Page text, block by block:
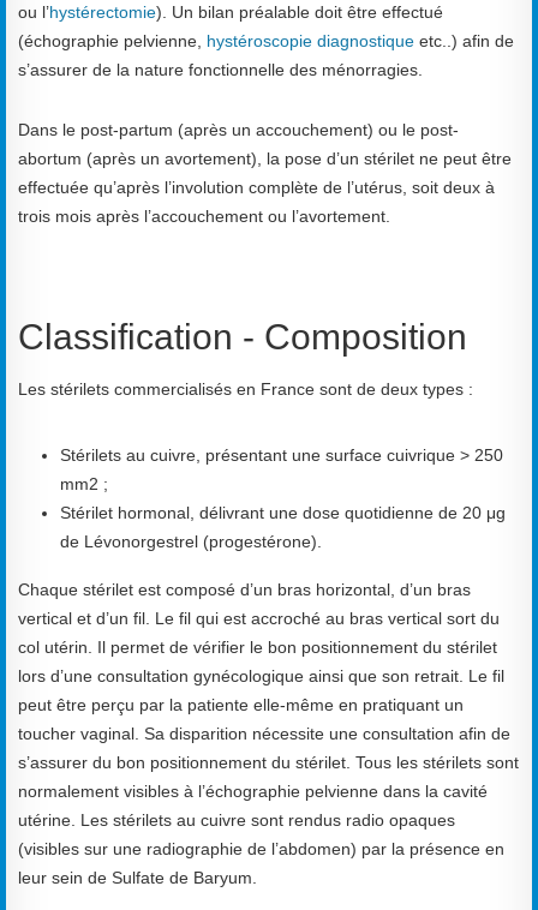
ou l’hystérectomie). Un bilan préalable doit être effectué
(échographie pelvienne, hystéroscopie diagnostique etc..) afin de
s’assurer de la nature fonctionnelle des ménorragies.
Dans le post-partum (après un accouchement) ou le post-
abortum (après un avortement), la pose d’un stérilet ne peut être
effectuée qu’après l’involution complète de l’utérus, soit deux à
trois mois après l’accouchement ou l’avortement.
Classification - Composition
Les stérilets commercialisés en France sont de deux types :
Stérilets au cuivre, présentant une surface cuivrique > 250
mm2 ;
Stérilet hormonal, délivrant une dose quotidienne de 20 μg
de Lévonorgestrel (progestérone).
Chaque stérilet est composé d’un bras horizontal, d’un bras
vertical et d’un fil. Le fil qui est accroché au bras vertical sort du
col utérin. Il permet de vérifier le bon positionnement du stérilet
lors d’une consultation gynécologique ainsi que son retrait. Le fil
peut être perçu par la patiente elle-même en pratiquant un
toucher vaginal. Sa disparition nécessite une consultation afin de
s’assurer du bon positionnement du stérilet. Tous les stérilets sont
normalement visibles à l’échographie pelvienne dans la cavité
utérine. Les stérilets au cuivre sont rendus radio opaques
(visibles sur une radiographie de l’abdomen) par la présence en
leur sein de Sulfate de Baryum.